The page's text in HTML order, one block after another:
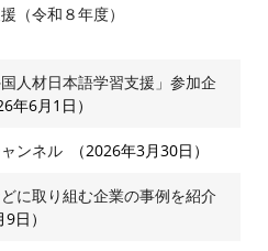
（令和８年度）
人材日本語学習支援」参加企
年6月1日
ンネル 2026年3月30日
に取り組む企業の事例を紹介
9日